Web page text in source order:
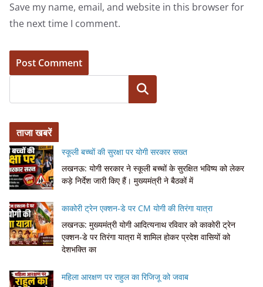
Save my name, email, and website in this browser for
the next time I comment.
Search
ताजा खबरें
स्कूली बच्चों की सुरक्षा पर योगी सरकार सख्त
लखनऊ: योगी सरकार ने स्कूली बच्चों के सुरक्षित भविष्य को लेकर
कड़े निर्देश जारी किए हैं। मुख्यमंत्री ने बैठकों में
काकोरी ट्रेन एक्शन-डे पर CM योगी की तिरंगा यात्रा
लखनऊ: मुख्यमंत्री योगी आदित्यनाथ रविवार को काकोरी ट्रेन
एक्शन-डे पर तिरंगा यात्रा में शामिल होकर प्रदेश वासियों को
देशभक्ति का
महिला आरक्षण पर राहुल का रिजिजू को जवाब